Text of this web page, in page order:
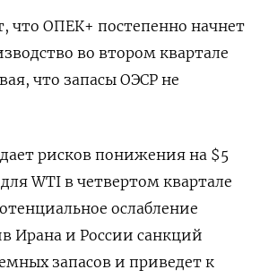
что ОПЕК+ постепенно начнет
во втором квартале
что запасы ОЭСР не
рисков понижения на $5
WTI в четвертом квартале
ослабление
Ирана и России санкций
запасов и приведет к